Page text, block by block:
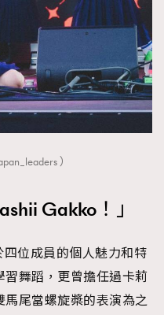
）
Gakko！」
四位成員的個人魅力和特
舞蹈，更曾擔任過卡莉
尾當螺旋槳的表演為之